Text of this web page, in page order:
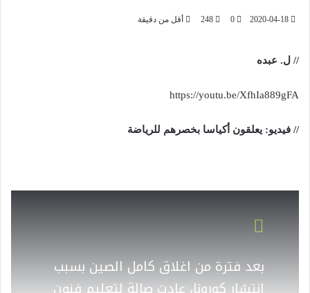
2020-04-18
0
248 أقل من دقيقة
// ل. عبده
https://youtu.be/XfhIa889gFA
// فيديو: يعلقون أكياسا بخصرهم للرياضة
بعد فترة من اغلاق كامل الصين بسبب